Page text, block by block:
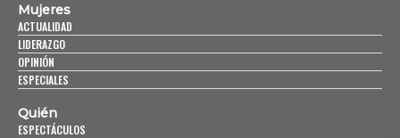
Mujeres
ACTUALIDAD
LIDERAZGO
OPINIÓN
ESPECIALES
Quién
ESPECTÁCULOS